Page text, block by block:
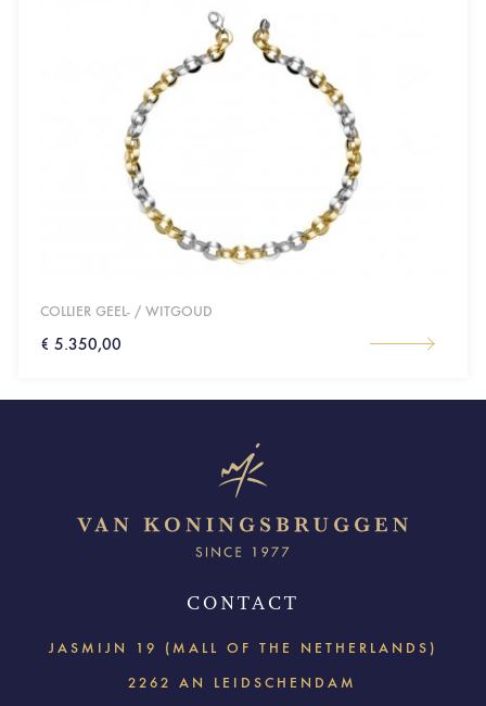
COLLIER GEEL- / WITGOUD
€ 5.350,00
CONTACT
JASMIJN 19 (MALL OF THE NETHERLANDS)
2262 AN LEIDSCHENDAM